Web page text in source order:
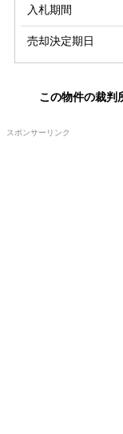
入札期間
売却決定期日
この物件の裁判
スポンサーリンク